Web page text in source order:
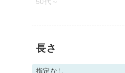
長さ
指定なし